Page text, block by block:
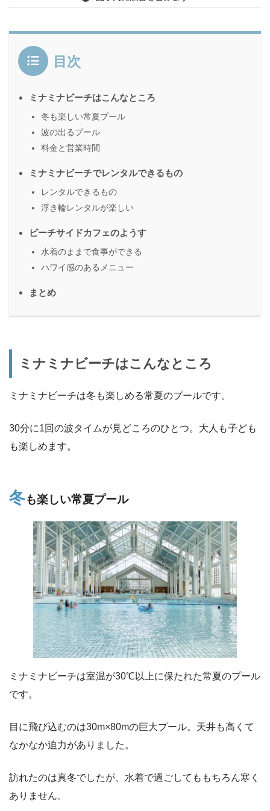
目次
ミナミナビーチはこんなところ
冬も楽しい常夏プール
波の出るプール
料金と営業時間
ミナミナビーチでレンタルできるもの
レンタルできるもの
浮き輪レンタルが楽しい
ビーチサイドカフェのようす
水着のままで食事ができる
ハワイ感のあるメニュー
まとめ
ミナミナビーチはこんなところ
ミナミナビーチは冬も楽しめる常夏のプールです。
30分に1回の波タイムが見どころのひとつ。大人も子ども
も楽しめます。
冬も楽しい常夏プール
ミナミナビーチは室温が30℃以上に保たれた常夏のプール
です。
目に飛び込むのは30m×80mの巨大プール。天井も高くて
なかなか迫力がありました。
訪れたのは真冬でしたが、水着で過ごしてももちろん寒く
ありません。